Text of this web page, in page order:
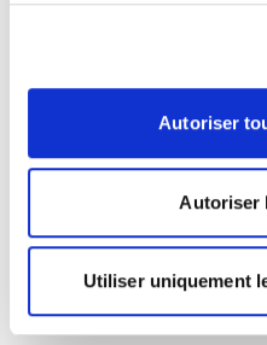
Autoriser
Autoriser
Utiliser uniquement